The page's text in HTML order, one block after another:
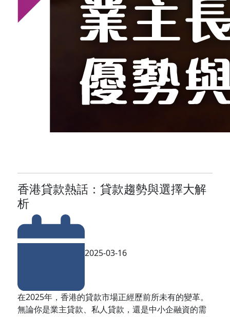
香港貸款熱話：貸款趨勢與選擇大解
析
2025-03-16
在2025年，香港的貸款市場正經歷前所未有的變革。
無論你是業主貸款、私人貸款，還是中小企融資的需